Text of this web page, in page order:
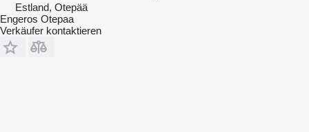
Estland, Otepää
Engeros Otepaa
Verkäufer kontaktieren